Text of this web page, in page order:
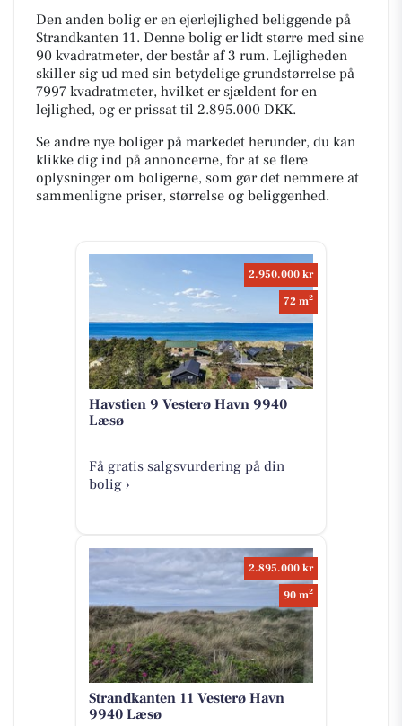
Den anden bolig er en ejerlejlighed beliggende på
Strandkanten 11. Denne bolig er lidt større med sine
90 kvadratmeter, der består af 3 rum. Lejligheden
skiller sig ud med sin betydelige grundstørrelse på
7997 kvadratmeter, hvilket er sjældent for en
lejlighed, og er prissat til 2.895.000 DKK.
Se andre nye boliger på markedet herunder, du kan
klikke dig ind på annoncerne, for at se flere
oplysninger om boligerne, som gør det nemmere at
sammenligne priser, størrelse og beliggenhed.
2.950.000 kr
72 m2
Havstien 9 Vesterø Havn 9940
Læsø
Få gratis salgsvurdering på din
bolig ›
2.895.000 kr
90 m2
Strandkanten 11 Vesterø Havn
9940 Læsø